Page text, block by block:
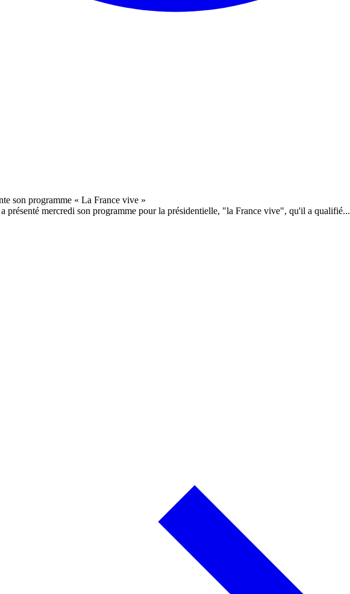
présenté mercredi son programme pour la présidentielle, "la France vive", qu'il a qualifié...